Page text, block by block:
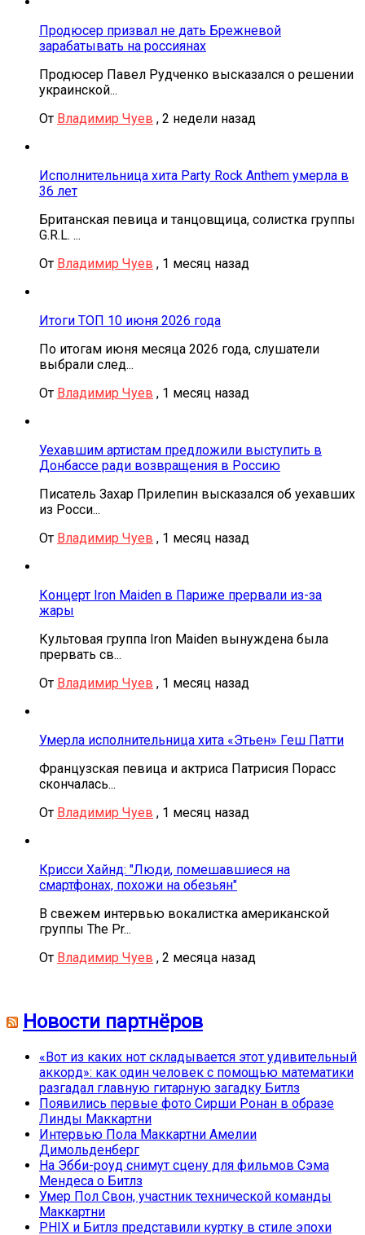
Продюсер призвал не дать Брежневой
зарабатывать на россиянах
Продюсер Павел Рудченко высказался о решении
украинской...
От Владимир Чуев , 2 недели назад
Исполнительница хита Party Rock Anthem умерла в
36 лет
Британская певица и танцовщица, солистка группы
G.R.L. ...
От Владимир Чуев , 1 месяц назад
Итоги ТОП 10 июня 2026 года
По итогам июня месяца 2026 года, слушатели
выбрали след...
От Владимир Чуев , 1 месяц назад
Уехавшим артистам предложили выступить в
Донбассе ради возвращения в Россию
Писатель Захар Прилепин высказался об уехавших
из Росси...
От Владимир Чуев , 1 месяц назад
Концерт Iron Maiden в Париже прервали из-за
жары
Культовая группа Iron Maiden вынуждена была
прервать св...
От Владимир Чуев , 1 месяц назад
Умерла исполнительница хита «Этьен» Геш Патти
Французская певица и актриса Патрисия Порасс
скончалась...
От Владимир Чуев , 1 месяц назад
Крисси Хайнд: "Люди, помешавшиеся на
смартфонах, похожи на обезьян"
В свежем интервью вокалистка американской
группы The Pr...
От Владимир Чуев , 2 месяца назад
Новости партнёров
«Вот из каких нот складывается этот удивительный
аккорд»: как один человек с помощью математики
разгадал главную гитарную загадку Битлз
Появились первые фото Сирши Ронан в образе
Линды Маккартни
Интервью Пола Маккартни Амелии
Димольденберг
На Эбби-роуд снимут сцену для фильмов Сэма
Мендеса о Битлз
Умер Пол Свон, участник технической команды
Маккартни
PHIX и Битлз представили куртку в стиле эпохи